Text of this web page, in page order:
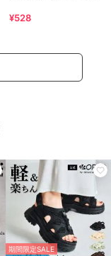
¥528
期間限定SALE